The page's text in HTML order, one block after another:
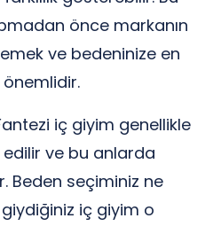
önce markanın
ve bedeninize en
iç giyim genellikle
ve bu anlarda
Beden seçiminiz ne
iç giyim o